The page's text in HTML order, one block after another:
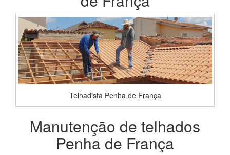
Telhadista Penha de França
Manutenção de telhados
Penha de França